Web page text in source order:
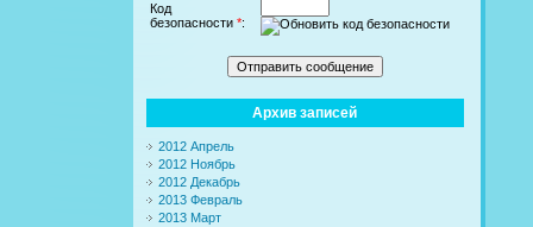
Код
безопасности *:
Архив записей
2012 Апрель
2012 Ноябрь
2012 Декабрь
2013 Февраль
2013 Март